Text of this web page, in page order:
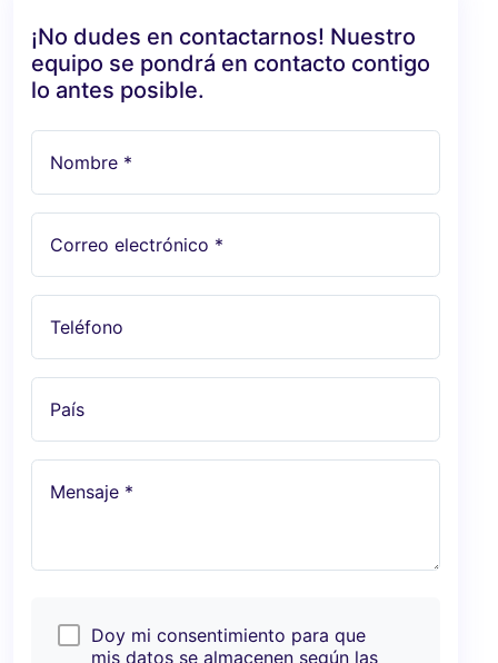
¡No dudes en contactarnos! Nuestro
equipo se pondrá en contacto contigo
lo antes posible.
Nombre *
Correo electrónico *
Teléfono
País
Mensaje *
Doy mi consentimiento para que
mis datos se almacenen según las